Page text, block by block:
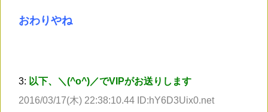
おわりやね
3: 以下、＼(^o^)／でVIPがお送りします
2016/03/17(木) 22:38:10.44 ID:hY6D3Uix0.net